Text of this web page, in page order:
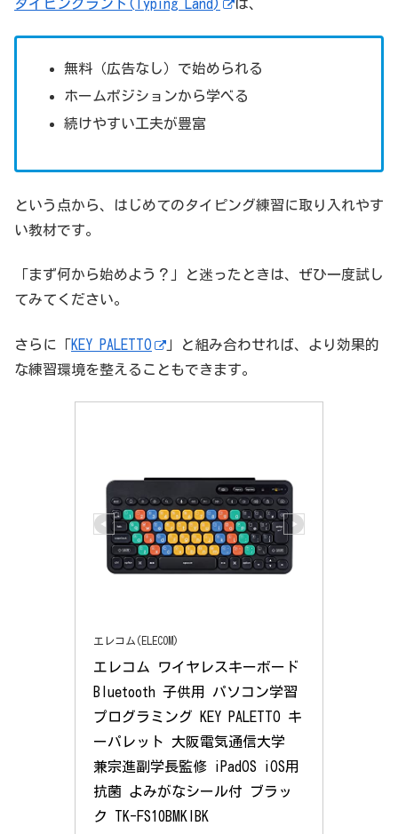
タイピングランド(Typing Land) は、
無料（広告なし）で始められる
ホームポジションから学べる
続けやすい工夫が豊富
という点から、はじめてのタイピング練習に取り入れやす
い教材です。
「まず何から始めよう？」と迷ったときは、ぜひ一度試し
てみてください。
さらに「KEY PALETTO
」と組み合わせれば、より効果的
な練習環境を整えることもできます。
エレコム(ELECOM)
エレコム ワイヤレスキーボード
Bluetooth 子供用 パソコン学習
プログラミング KEY PALETTO キ
ーパレット 大阪電気通信大学
兼宗進副学長監修 iPadOS iOS用
抗菌 よみがなシール付 ブラッ
ク TK-FS10BMKIBK